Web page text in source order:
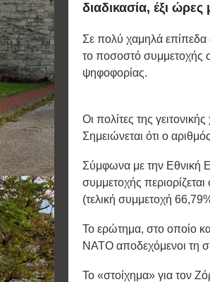
διαδικασία, έξι
Σε πολύ χαμηλά επίπεδα
το ποσοστό συμμετοχής
ψηφοφορίας.
Οι πολίτες της
Σημειώνεται ότι ο
Σύμφωνα με την Εθνική
συμμετοχής
(τελική συμμετοχή
Το ερώτημα, στο οποίο
ΝΑΤΟ αποδεχόμενοι τη
Το «στοίχημα» για τον